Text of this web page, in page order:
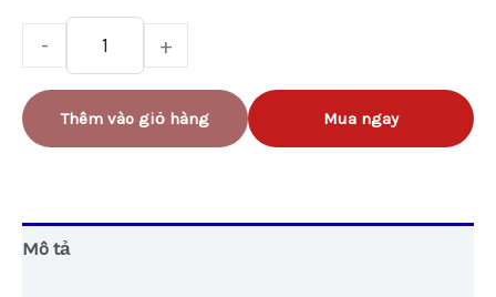
- +
Thêm vào giỏ hàng Mua ngay
Mô tả